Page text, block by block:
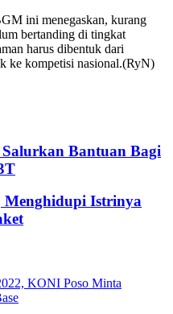
ini menegaskan, kurang
bertanding di tingkat
harus dibentuk dari
ke kompetisi nasional.(RyN)
Bantuan Bagi
Menghidupi Istrinya